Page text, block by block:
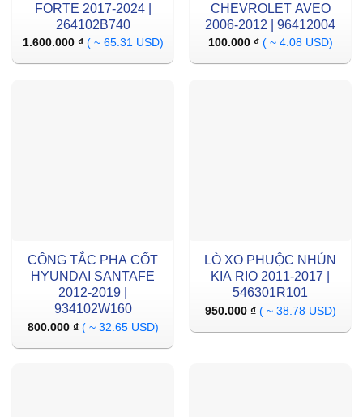
FORTE 2017-2024 |
264102B740
1.600.000 ₫ ( ~ 65.31 USD)
CHEVROLET AVEO
2006-2012 | 96412004
100.000 ₫ ( ~ 4.08 USD)
CÔNG TẮC PHA CỐT
HYUNDAI SANTAFE
2012-2019 |
934102W160
800.000 ₫ ( ~ 32.65 USD)
LÒ XO PHUỘC NHÚN
KIA RIO 2011-2017 |
546301R101
950.000 ₫ ( ~ 38.78 USD)